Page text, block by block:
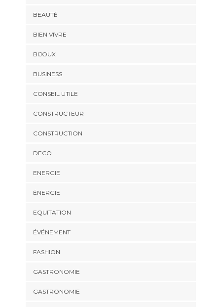
BEAUTÉ
BIEN VIVRE
BIJOUX
BUSINESS
CONSEIL UTILE
CONSTRUCTEUR
CONSTRUCTION
DECO
ENERGIE
ÉNERGIE
EQUITATION
ÉVÉNEMENT
FASHION
GASTRONOMIE
GASTRONOMIE